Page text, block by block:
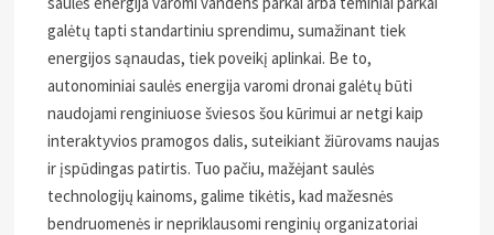
galėtų tapti standartiniu sprendimu, sumažinant tiek
energijos sąnaudas, tiek poveikį aplinkai. Be to,
autonominiai saulės energija varomi dronai galėtų būti
naudojami renginiuose šviesos šou kūrimui ar netgi kaip
interaktyvios pramogos dalis, suteikiant žiūrovams naujas
ir įspūdingas patirtis. Tuo pačiu, mažėjant saulės
technologijų kainoms, galime tikėtis, kad mažesnės
bendruomenės ir nepriklausomi renginių organizatoriai